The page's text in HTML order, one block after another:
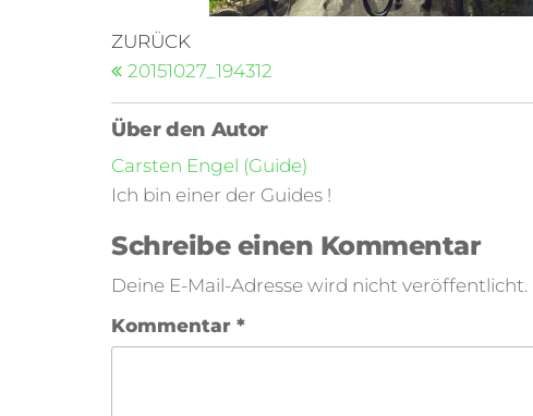
ZURÜCK
20151027_194312
Über den Autor
Carsten Engel (Guide)
Ich bin einer der Guides !
Schreibe einen Kommentar
Deine E-Mail-Adresse wird nicht veröffentlicht.
Kommentar *